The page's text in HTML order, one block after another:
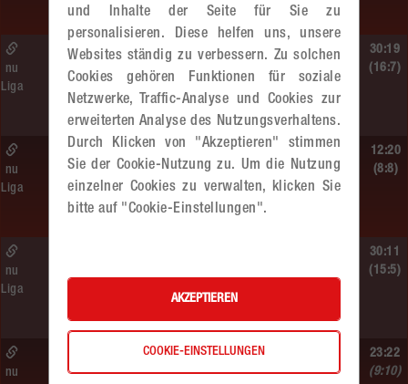
MADx WAT Atzgersdorf
Sa. 13.06.2026 | 19:05 Uhr |
WU12
MADx WAT Atzgersdorf –
HIB Handball Graz
nu
Liga
30:19
(16:7)
WU12
Hypo NÖ –
MADx WAT Atzgersdorf
nu
Liga
12:20
(8:8)
MADx WAT Atzgersdorf –
nu
Liga
30:11
(15:5)
So. 07.06.2026 | 14:30 Uhr |
WU18
nu
23:22
(9:10)
und Inhalte der Seite für Sie zu
personalisieren. Diese helfen uns, unsere
Websites ständig zu verbessern. Zu solchen
Cookies gehören Funktionen für soziale
Netzwerke, Traffic-Analyse und Cookies zur
erweiterten Analyse des Nutzungsverhaltens.
Durch Klicken von "Akzeptieren" stimmen
Sie der Cookie-Nutzung zu. Um die Nutzung
einzelner Cookies zu verwalten, klicken Sie
bitte auf "Cookie-Einstellungen".
AKZEPTIEREN
COOKIE-EINSTELLUNGEN